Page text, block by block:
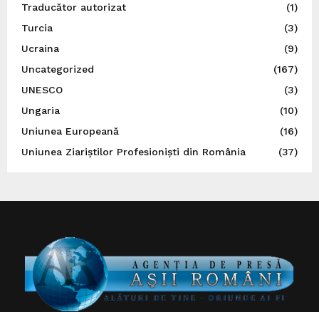
Traducător autorizat
(1)
Turcia
(3)
Ucraina
(9)
Uncategorized
(167)
UNESCO
(3)
Ungaria
(10)
Uniunea Europeană
(16)
Uniunea Ziariștilor Profesioniști din România
(37)